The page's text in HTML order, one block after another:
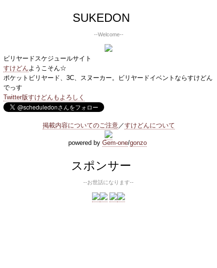
SUKEDON
--Welcome--
ビリヤードスケジュールサイト
すけどんようこそん☆
ポケットビリヤード、3C、スヌーカー。ビリヤードイベントならすけどん
でっす
Twitter版すけどんもよろしく
掲載内容についてのご注意／すけどんについて
powered by Gem-one/gonzo
スポンサー
--お世話になります--